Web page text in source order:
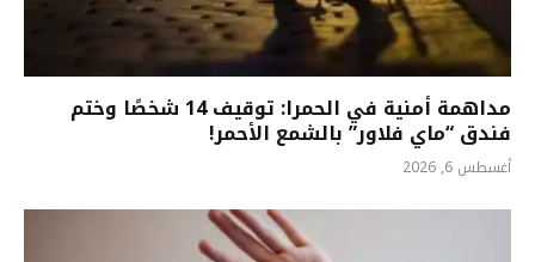
مداهمة أمنية في الحمرا: توقيف 14 شخصًا وختم
فندق “ماي فلاور” بالشمع الأحمر!
أغسطس 6, 2026